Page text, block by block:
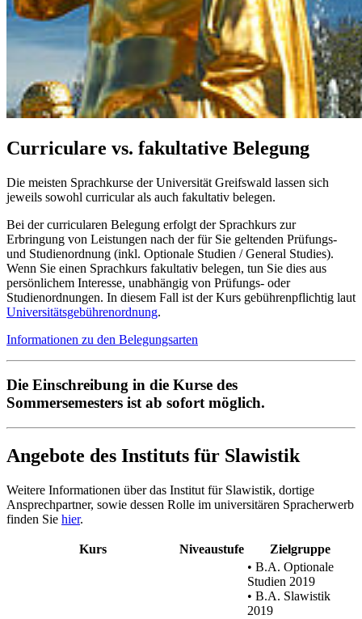
Curriculare vs. fakultative Belegung
Die meisten Sprachkurse der Universität Greifswald lassen sich
jeweils sowohl curricular als auch fakultativ belegen.
Bei der curricularen Belegung erfolgt der Sprachkurs zur
Erbringung von Leistungen nach der für Sie geltenden Prüfungs-
und Studienordnung (inkl. Optionale Studien / General Studies).
Wenn Sie einen Sprachkurs fakultativ belegen, tun Sie dies aus
persönlichem Interesse, unabhängig von Prüfungs- oder
Studienordnungen. In diesem Fall ist der Kurs gebührenpflichtig laut
Universitätsgebührenordnung.
Informationen zu den Belegungsarten
Die Einschreibung in die Kurse des
Sommersemesters ist ab sofort möglich.
Angebote des Instituts für Slawistik
Weitere Informationen über das Institut für Slawistik, dortige
Ansprechpartner, sowie dessen Rolle im universitären Spracherwerb
finden Sie hier.
Kurs Niveaustufe
Zielgruppe
• B.A. Optionale
Studien 2019
• B.A. Slawistik
2019